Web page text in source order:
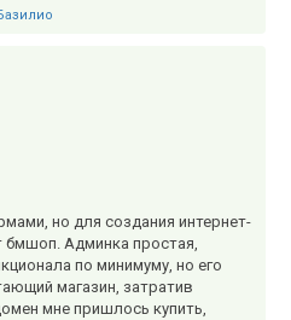
но для создания интернет-
бмшоп. Админка простая,
по минимуму, но его
магазин, затратив
мне пришлось купить,